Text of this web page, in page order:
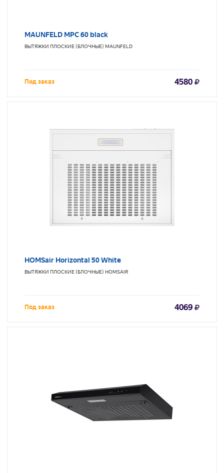
MAUNFELD MPC 60 black
ВЫТЯЖКИ ПЛОСКИЕ (БЛОЧНЫЕ) MAUNFELD
Под заказ 4580
HOMSair Horizontal 50 White
ВЫТЯЖКИ ПЛОСКИЕ (БЛОЧНЫЕ) HOMSAIR
Под заказ 4069